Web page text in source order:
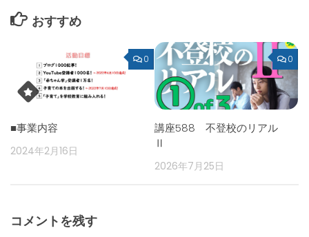
おすすめ
0
■事業内容
2024年2月16日
0
講座588 不登校のリアル
Ⅱ
2026年7月25日
コメントを残す